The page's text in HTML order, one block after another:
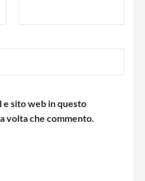
e sito web in questo
volta che commento.